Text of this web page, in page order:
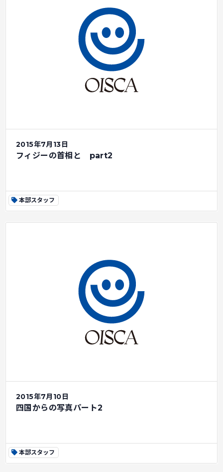
2015年7月13日
フィジーの首相と part2
本部スタッフ
2015年7月10日
四国からの写真パート2
本部スタッフ